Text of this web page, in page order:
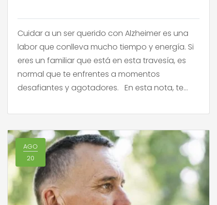
Cuidar a un ser querido con Alzheimer es una
labor que conlleva mucho tiempo y energía. Si
eres un familiar que está en esta travesía, es
normal que te enfrentes a momentos
desafiantes y agotadores. En esta nota, te
desafío con amor y fortaleza. Temas
Destacados: Crear una red […]
AGO
20